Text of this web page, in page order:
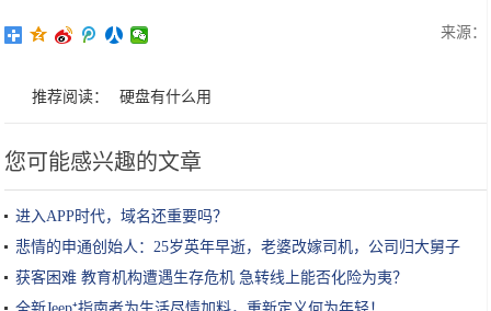
来源：
推荐阅读： 硬盘有什么用
您可能感兴趣的文章
进入APP时代，域名还重要吗？
悲情的申通创始人：25岁英年早逝，老婆改嫁司机，公司归大舅子
获客困难 教育机构遭遇生存危机 急转线上能否化险为夷？